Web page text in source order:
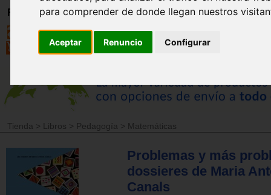
para comprender de donde llegan nuestros
Aceptar Renuncio Configurar
Registro
Tienda > Libros > Pedagogía > Matemáticas
Problemas y más
dossieres de Maria
Canals